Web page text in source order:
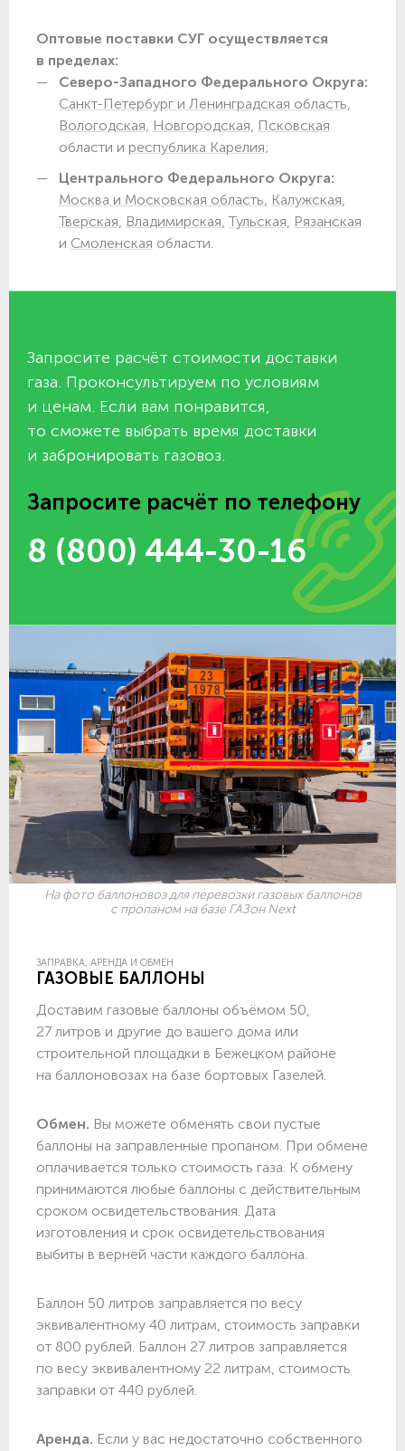
Оптовые поставки СУГ осуществляется
в пределах:
Северо-Западного Федерального Округа:
Санкт-Петербург и Ленинградская область,
Вологодская, Новгородская, Псковская
области и республика Карелия;
Центрального Федерального Округа:
Москва и Московская область, Калужская,
Тверская, Владимирская, Тульская, Рязанская
и Смоленская области.
Запросите расчёт стоимости доставки
газа. Проконсультируем по условиям
и ценам. Если вам понравится,
то сможете выбрать время доставки
и забронировать газовоз.
Запросите расчёт по телефону
8 (800) 444-30-16
На фото баллоновоз для перевозки газовых баллонов
с пропаном на базе ГАЗон Next
ЗАПРАВКА, АРЕНДА И ОБМЕН
ГАЗОВЫЕ БАЛЛОНЫ
Доставим газовые баллоны объёмом 50,
27 литров и другие до вашего дома или
строительной площадки в Бежецком районе
на баллоновозах на базе бортовых Газелей.
Обмен. Вы можете обменять свои пустые
баллоны на заправленные пропаном. При обмене
оплачивается только стоимость газа. К обмену
принимаются любые баллоны с действительным
сроком освидетельствования. Дата
изготовления и срок освидетельствования
выбиты в верней части каждого баллона.
Баллон 50 литров заправляется по весу
эквивалентному 40 литрам, стоимость заправки
от 800 рублей. Баллон 27 литров заправляется
по весу эквивалентному 22 литрам, стоимость
заправки от 440 рублей.
Аренда. Если у вас недостаточно собственного